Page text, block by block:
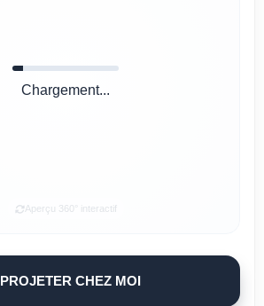
Chargement...
Aperçu 360° interactif
PROJETER CHEZ MOI